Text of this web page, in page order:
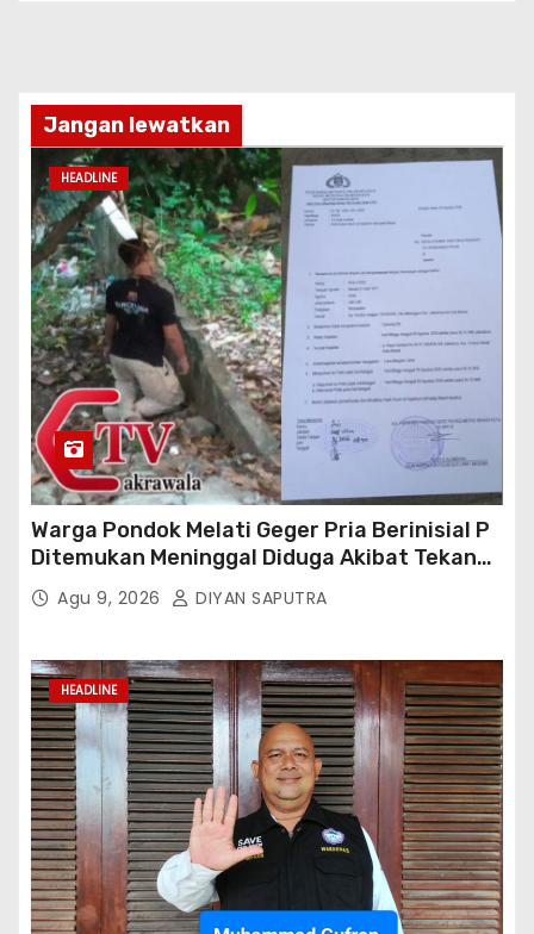
Jangan lewatkan
HEADLINE
Warga Pondok Melati Geger Pria Berinisial P
Ditemukan Meninggal Diduga Akibat Tekanan
Hutang
Agu 9, 2026 DIYAN SAPUTRA
HEADLINE